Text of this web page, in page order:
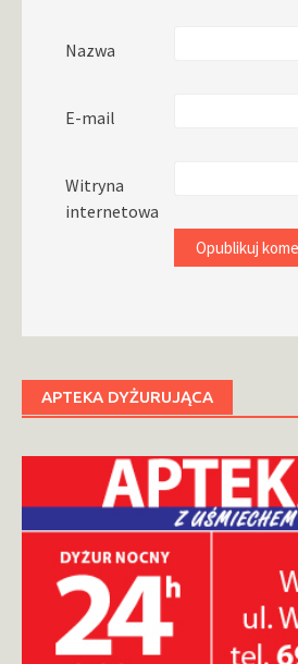
Nazwa
E-mail
Witryna
internetowa
APTEKA DYŻURUJĄCA